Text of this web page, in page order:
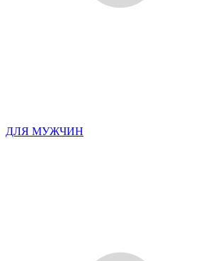
ДЛЯ МУЖЧИН